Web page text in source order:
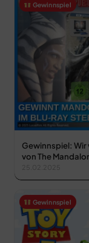
Gewinnspiel
Gewinnspiel:
von The
25.02.2025
Gewinnspiel